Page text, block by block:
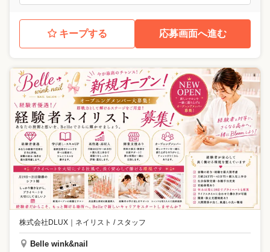
キープする 応募画面へ進む
株式会社DLUX ｜ ネイリスト / スタッフ
Belle wink&nail